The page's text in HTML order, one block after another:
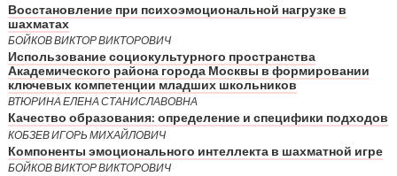
Восстановление при психоэмоциональной нагрузке в
шахматах
БОЙКОВ ВИКТОР ВИКТОРОВИЧ
Использование социокультурного пространства
Академического района города Москвы в формировании
ключевых компетенции младших школьников
ВТЮРИНА ЕЛЕНА СТАНИСЛАВОВНА
Качество образования: определение и специфики подходов
КОБЗЕВ ИГОРЬ МИХАЙЛОВИЧ
Компоненты эмоционального интеллекта в шахматной игре
БОЙКОВ ВИКТОР ВИКТОРОВИЧ